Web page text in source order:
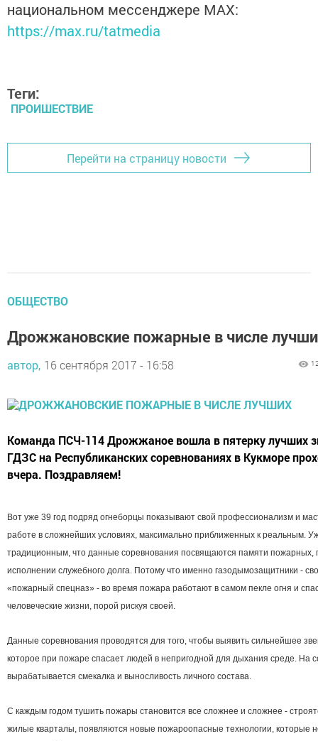
национальном мессенджере MАХ:
https://max.ru/tatmedia
Теги:
ПРОИШЕСТВИЕ
Перейти на страницу новости
ОБЩЕСТВО
Дрожжановские пожарные в числе
автор, 16 сентября 2017 - 16:58
Команда ПСЧ-114 Дрожжаное вошла в пятерку лучших
ГДЗС на Республиканских соревнованиях в Кукморе
вчера. Поздравляем!
Вот уже 39 год подряд огнеборцы показывают свой профессионализм и
работе в сложнейших условиях, максимально приближенных к реальным.
традиционным, что данные соревнования посвящаются памяти пожарных,
исполнении служебного долга. Потому что именно газодымозащитники -
«пожарный спецназ» - во время пожара работают в самом пекле огня и
человеческие жизни, порой рискуя своей.
Данные соревнования проводятся для того, чтобы выявить сильнейшее
которое при пожаре спасает людей в непригодной для дыхания среде. На
вырабатывается смекалка и выносливость личного состава.
С каждым годом тушить пожары становится все сложнее и сложнее -
жилые кварталы, появляются новые пожароопасные технологии, которые